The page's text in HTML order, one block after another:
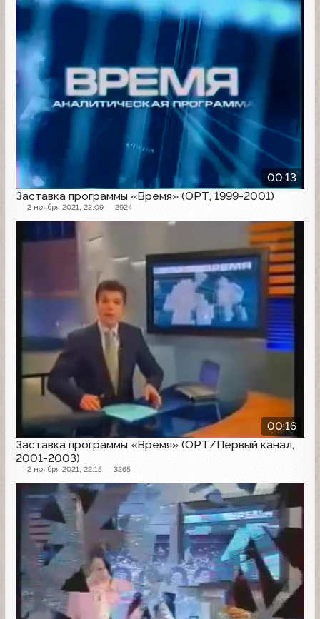
00:13
Заставка программы «Время» (ОРТ, 1999-2001)
2 ноября 2021, 22:09 2924
00:16
Заставка программы «Время» (ОРТ/Первый канал,
2001-2003)
2 ноября 2021, 22:15 3265
Заставка программы